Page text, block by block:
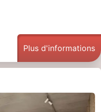
Plus d'informations